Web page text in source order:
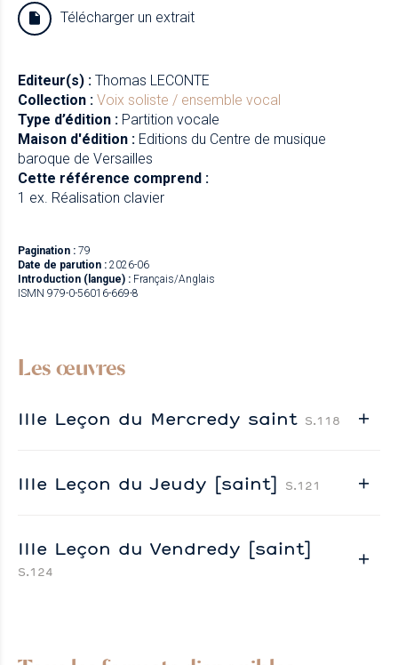
Télécharger un extrait
Editeur(s) : Thomas LECONTE
Collection : Voix soliste / ensemble vocal
Type d’édition : Partition vocale
Maison d'édition : Editions du Centre de musique
baroque de Versailles
Cette référence comprend :
1 ex. Réalisation clavier
Pagination : 79
Date de parution : 2026-06
Introduction (langue) : Français/Anglais
ISMN 979-0-56016-669-8
Les œuvres
IIIe Leçon du Mercredy saint S.118
IIIe Leçon du Jeudy [saint] S.121
IIIe Leçon du Vendredy [saint]
S.124